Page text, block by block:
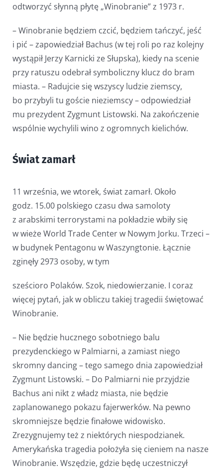
odtworzyć słynną płytę „Winobranie” z 1973 r.
– Winobranie będziem czcić, będziem tańczyć, jeść
i pić – zapowiedział Bachus (w tej roli po raz kolejny
wystąpił Jerzy Karnicki ze Słupska), kiedy na scenie
przy ratuszu odebrał symboliczny klucz do bram
miasta. – Radujcie się wszyscy ludzie ziemscy,
bo przybyli tu goście nieziemscy – odpowiedział
mu prezydent Zygmunt Listowski. Na zakończenie
wspólnie wychylili wino z ogromnych kielichów.
Świat zamarł
11 września, we wtorek, świat zamarł. Około
godz. 15.00 polskiego czasu dwa samoloty
z arabskimi terrorystami na pokładzie wbiły się
w wieże World Trade Center w Nowym Jorku. Trzeci –
w budynek Pentagonu w Waszyngtonie. Łącznie
zginęły 2973 osoby, w tym
sześcioro Polaków. Szok, niedowierzanie. I coraz
więcej pytań, jak w obliczu takiej tragedii świętować
Winobranie.
– Nie będzie hucznego sobotniego balu
prezydenckiego w Palmiarni, a zamiast niego
skromny dancing – tego samego dnia zapowiedział
Zygmunt Listowski. – Do Palmiarni nie przyjdzie
Bachus ani nikt z władz miasta, nie będzie
zaplanowanego pokazu fajerwerków. Na pewno
skromniejsze będzie finałowe widowisko.
Zrezygnujemy też z niektórych niespodzianek.
Amerykańska tragedia położyła się cieniem na nasze
Winobranie. Wszędzie, gdzie będę uczestniczył